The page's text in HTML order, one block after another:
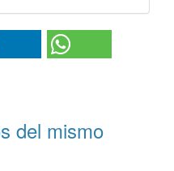
del mismo